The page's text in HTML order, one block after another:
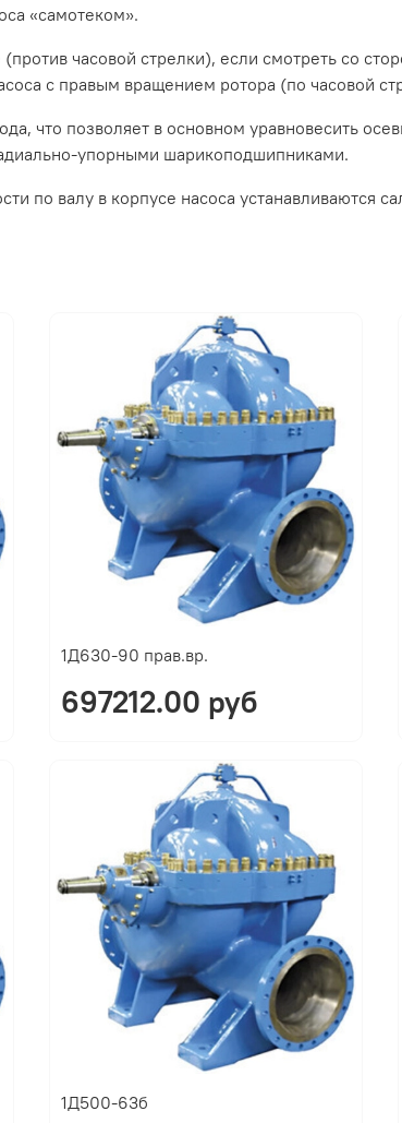
«самотеком».
часовой стрелки), если смотреть со
с правым вращением ротора (по часовой
что позволяет в основном уравновесить
упорными шарикоподшипниками.
по валу в корпусе насоса устанавливаются
1Д630-90 прав.вр.
697212.00 руб
1Д500-63б